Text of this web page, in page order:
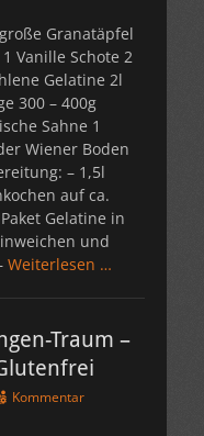
Granatäpfel
Vanille Schote 2
Gelatine 2l
300 – 400g
Sahne 1
Wiener Boden
– 1,5l
auf ca.
Gelatine in
und
Weiterlesen …
Traum –
Kommentar